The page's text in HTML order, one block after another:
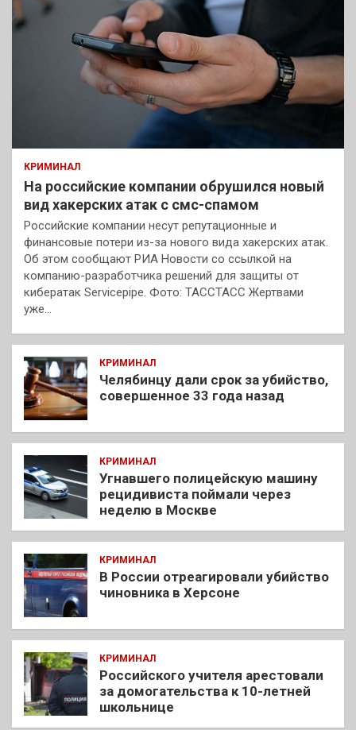
КРИМИНАЛ
На российские компании обрушился новый
вид хакерских атак с смс-спамом
Российские компании несут репутационные и
финансовые потери из-за нового вида хакерских атак.
Об этом сообщают РИА Новости со ссылкой на
компанию-разработчика решений для защиты от
кибератак Servicepipe. Фото: ТАССТАСС Жертвами
уже…
КРИМИНАЛ
Челябинцу дали срок за убийство,
совершенное 33 года назад
КРИМИНАЛ
Угнавшего полицейскую машину
рецидивиста поймали через
неделю в Москве
КРИМИНАЛ
В России отреагировали убийство
чиновника в Херсоне
КРИМИНАЛ
Российского учителя арестовали
за домогательства к 10-летней
школьнице